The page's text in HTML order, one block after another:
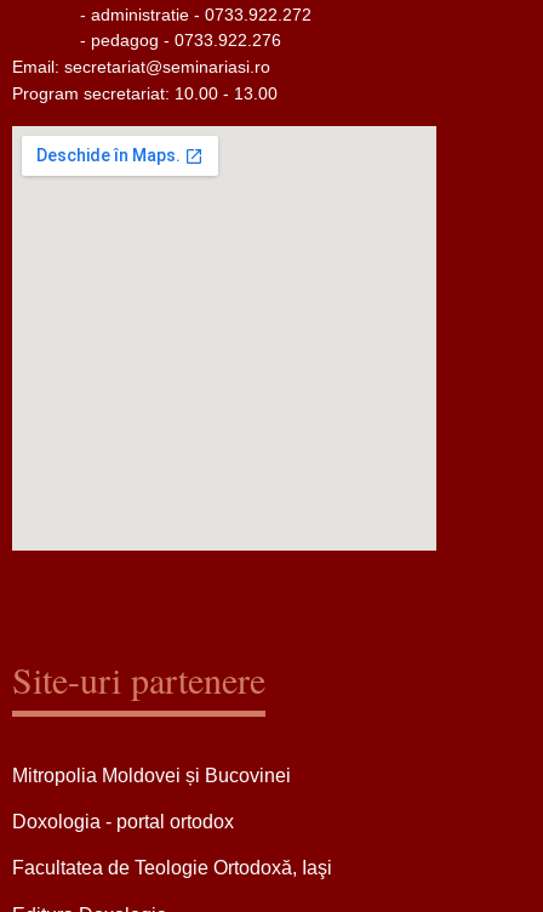
- administratie - 0733.922.272
- pedagog - 0733.922.276
Email: secretariat@seminariasi.ro
Program secretariat: 10.00 - 13.00
Site-uri partenere
Mitropolia Moldovei și Bucovinei
Doxologia - portal ortodox
Facultatea de Teologie Ortodoxă, Iaşi